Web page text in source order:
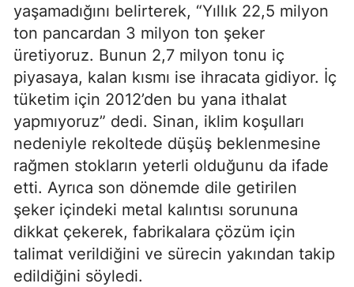
yaşamadığını belirterek, “Yıllık 22,5 milyon
ton pancardan 3 milyon ton şeker
üretiyoruz. Bunun 2,7 milyon tonu iç
piyasaya, kalan kısmı ise ihracata gidiyor. İç
tüketim için 2012’den bu yana ithalat
yapmıyoruz” dedi. Sinan, iklim koşulları
nedeniyle rekoltede düşüş beklenmesine
rağmen stokların yeterli olduğunu da ifade
etti. Ayrıca son dönemde dile getirilen
şeker içindeki metal kalıntısı sorununa
dikkat çekerek, fabrikalara çözüm için
talimat verildiğini ve sürecin yakından takip
edildiğini söyledi.